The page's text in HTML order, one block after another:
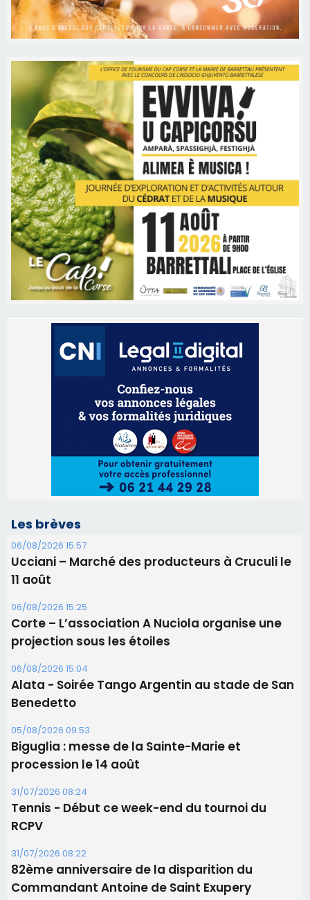
Les brèves
06/08/2026 15:57
Ucciani – Marché des producteurs à Cruculi le
11 août
06/08/2026 15:25
Corte – L’association A Nuciola organise une
projection sous les étoiles
06/08/2026 15:04
Alata - Soirée Tango Argentin au stade de San
Benedetto
05/08/2026 09:53
Biguglia : messe de la Sainte-Marie et
procession le 14 août
31/07/2026 08:24
Tennis - Début ce week-end du tournoi du
RCPV
31/07/2026 08:22
82ème anniversaire de la disparition du
Commandant Antoine de Saint Exupery